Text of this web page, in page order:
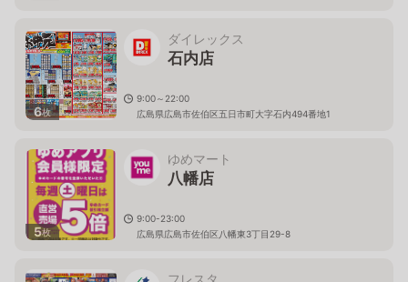
6枚
ダイレックス
石内店
9:00～22:00
広島県広島市佐伯区五日市町大字石内494番地1
5枚
ゆめマート
八幡店
9:00-23:00
広島県広島市佐伯区八幡東3丁目29-8
フレスタ